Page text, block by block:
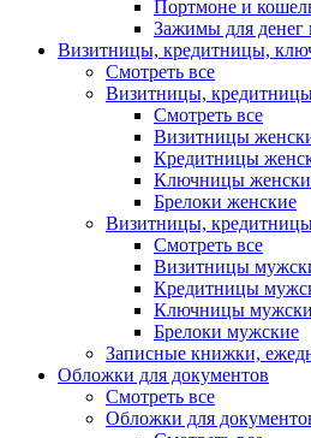
Портмоне и
Зажимы для денег
Визитницы, кредитницы,
Смотреть все
Визитницы,
Смотреть все
Визитницы
Кредитницы
Ключницы
Брелоки женские
Визитницы,
Смотреть все
Визитницы
Кредитницы
Ключницы
Брелоки мужские
Записные книжки,
Обложки для документов
Смотреть все
Обложки для